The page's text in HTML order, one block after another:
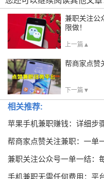
兼职关注公
限做！
上一篇▲
帮商家点赞
下一篇▼
相关推荐:
苹果手机兼职赚钱：详细步
帮商家点赞关注兼职：一单
兼职关注公众号一单一结：
手机兼职无需任何费用：平